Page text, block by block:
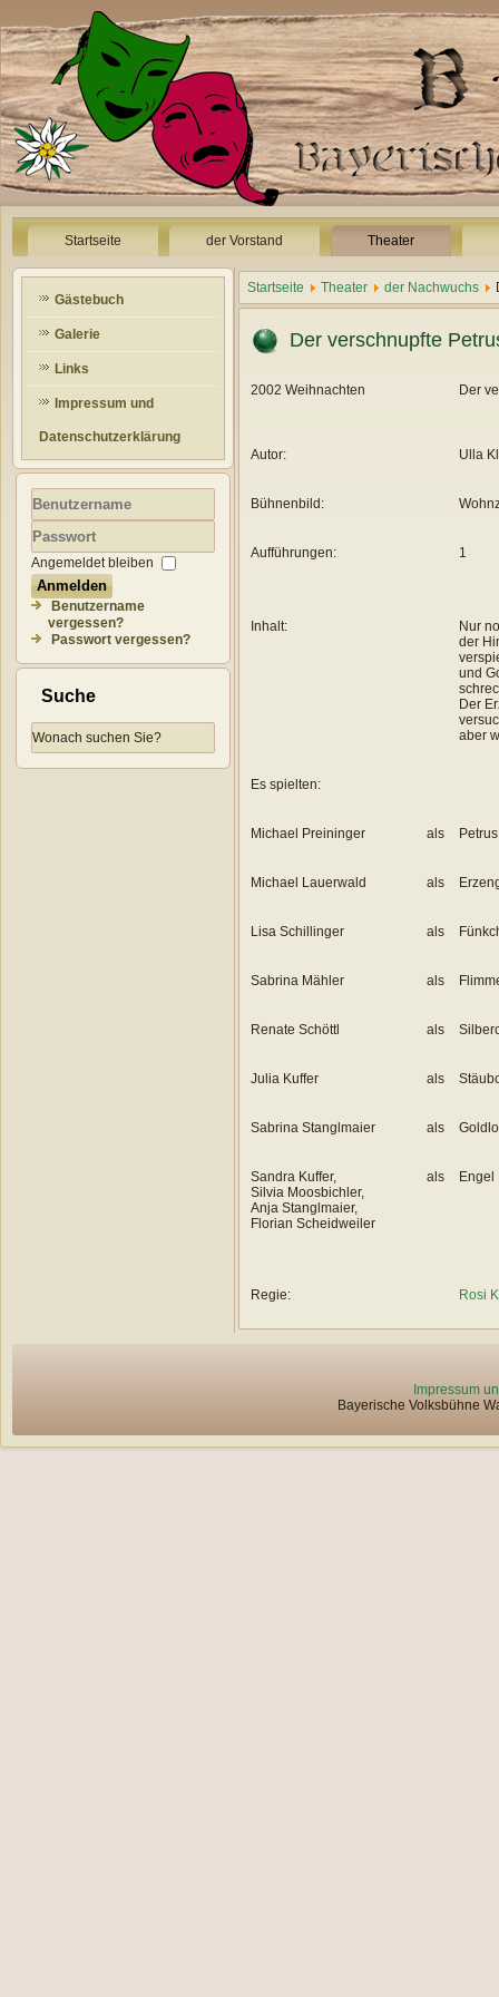
Startseite der Vorstand Theater
Gästebuch
Galerie
Links
Impressum und
Datenschutzerklärung
Benutzername
Passwort
Angemeldet bleiben
Anmelden
Benutzername
vergessen?
Passwort vergessen?
Suche
Startseite Theater der Nachwuchs
Der verschnupfte
2002 Weihnachten Der
Autor: Ulla
Bühnenbild:
Aufführungen: 1
Inhalt:
Nur
der
und
Der
aber
Es spielten:
Michael Preininger als Petrus
Michael Lauerwald als
Lisa Schillinger als
Sabrina Mähler als
Renate Schöttl als
Julia Kuffer als
Sabrina Stanglmaier als
Sandra Kuffer,
Silvia Moosbichler,
Anja Stanglmaier,
Florian Scheidweiler
als Engel
Regie: Rosi
Impressum
Bayerische Volksbühne